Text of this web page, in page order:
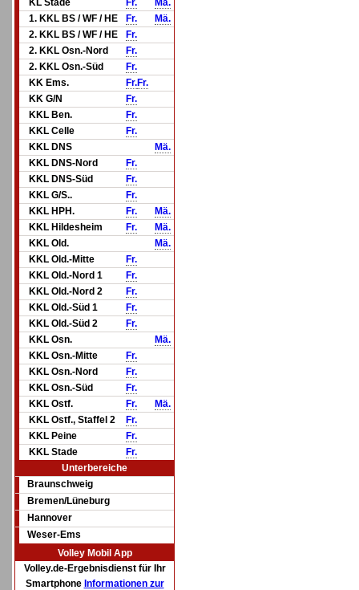
KL Stade Fr.
Mä.
1. KKL BS / WF / HE
Fr.
Mä.
2. KKL BS / WF / HE
Fr.
2. KKL Osn.-Nord
Fr.
2. KKL Osn.-Süd
Fr.
KK Ems.
Fr.Fr.
KK G/N
Fr.
KKL Ben.
Fr.
KKL Celle
Fr.
KKL DNS
Mä.
KKL DNS-Nord
Fr.
KKL DNS-Süd
Fr.
KKL G/S..
Fr.
KKL HPH.
Fr.
Mä.
KKL Hildesheim
Fr.
Mä.
KKL Old.
Mä.
KKL Old.-Mitte
Fr.
KKL Old.-Nord 1
Fr.
KKL Old.-Nord 2
Fr.
KKL Old.-Süd 1
Fr.
KKL Old.-Süd 2
Fr.
KKL Osn.
Mä.
KKL Osn.-Mitte
Fr.
KKL Osn.-Nord
Fr.
KKL Osn.-Süd
Fr.
KKL Ostf.
Fr.
Mä.
KKL Ostf., Staffel 2
Fr.
KKL Peine
Fr.
KKL Stade
Fr.
Unterbereiche
Braunschweig
Bremen/Lüneburg
Hannover
Weser-Ems
Volley Mobil App
Volley.de-Ergebnisdienst für Ihr
Smartphone Informationen zur